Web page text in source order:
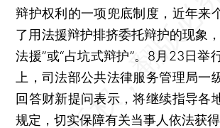
辩护权利的一项兜底制度，近年来
了用法援辩护排挤委托辩护的现象
法援”或“占坑式辩护”。8月23日举
上，司法部公共法律服务管理局一
回答财新提问表示，将继续指导各
规定，切实保障有关当事人依法获得